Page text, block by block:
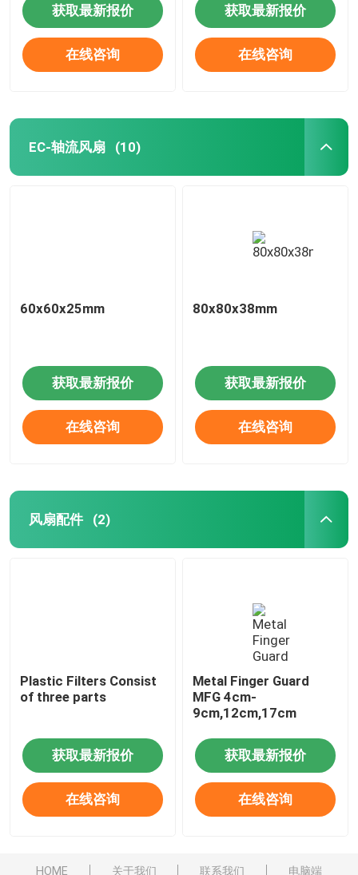
获取最新报价
在线咨询
获取最新报价
在线咨询
EC-轴流风扇 (10)
60x60x25mm
获取最新报价
在线咨询
80x80x38mm
获取最新报价
在线咨询
风扇配件 (2)
Plastic Filters Consist
of three parts
获取最新报价
在线咨询
Metal Finger Guard
MFG 4cm-
9cm,12cm,17cm
获取最新报价
在线咨询
HOME 关于我们 联系我们 电脑端